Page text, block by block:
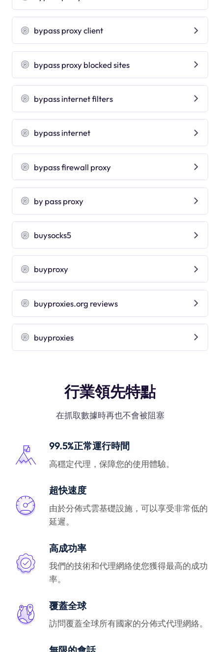
bypass proxy client
bypass proxy blocked sites
bypass internet filters
bypass internet
bypass firewall proxy
by pass proxy
buysocks5
buyproxy
buyproxies.org reviews
buyproxies
行業領先特點
在抓取數據時再也不會被阻塞
99.5%正常運行時間
高穩定代理，保障您的使用體驗。
超快速度
由於分佈式雲基礎設施，可以享受非常低的
延遲。
高成功率
我們的技術和代理網絡使您獲得最高的成功
率。
覆蓋全球
訪問覆蓋全球所有國家的分佈式代理網絡。